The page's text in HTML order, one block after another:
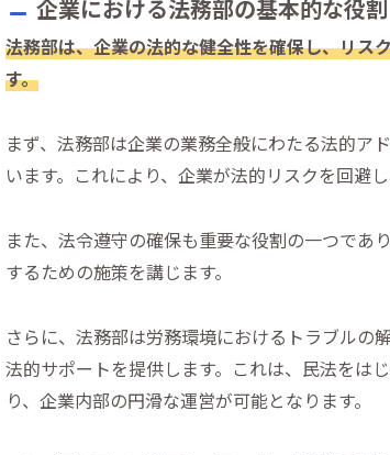
企業における法務部の基本的な役割
法務部は、企業の法的な健全性を確保し、リス
す。
まず、法務部は企業の業務全般にわたる法的ア
います。これにより、企業が法的リスクを回避
また、法令遵守の確保も重要な役割の一つであ
するための施策を講じます。
さらに、法務部は労務環境におけるトラブルの
法的サポートを提供します。これは、民法をは
り、企業内部の円滑な運営が可能となります。